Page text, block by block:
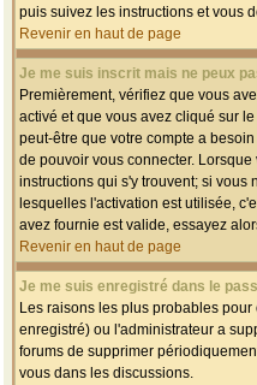
puis suivez les instructions et vous
Revenir en haut de page
Je me suis inscrit mais ne peux
Premièrement, vérifiez que vous
activé et que vous avez cliqué sur
peut-être que votre compte a
de pouvoir vous connecter.
instructions qui s'y trouvent; si
lesquelles l'activation est utilisée,
avez fournie est valide, essayez
Revenir en haut de page
Je me suis enregistré dans le
Les raisons les plus probables
enregistré) ou l'administrateur a
forums de supprimer
vous dans les discussions.